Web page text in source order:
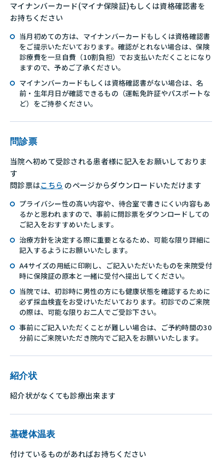
マイナンバーカード(マイナ保険証)もしくは資格確認書を
お持ちください
当月初めての方は、マイナンバーカードもしくは資格確認書
をご提示いただいております。確認がとれない場合は、保険
診療費を一旦自費（10割負担）でお支払いただくことになり
ますので、予めご了承ください。
マイナンバーカードもしくは資格確認書がない場合は、名
前・生年月日が確認できるもの（運転免許証やパスポートな
ど）をご持参ください。
問診票
当院へ初めて受診される患者様に記入をお願いしておりま
す
問診票はこちら のページからダウンロードいただけます
プライバシー性の高い内容や、待合室で書きにくい内容もあ
るかと思われますので、事前に問診票をダウンロードしての
ご記入をおすすめいたします。
治療方針を決定する際に重要となるため、可能な限り詳細に
記入するようにお願いいたします。
A4サイズの用紙に印刷し、ご記入いただいたものを来院受付
時に保険証の原本と一緒に受付へ提出してください。
当院では、初診時に男性の方にも健康状態を確認するために
必ず採血検査をお受けいただいております。初診でのご来院
の際は、可能な限りお二人でご受診下さい。
事前にご記入いただくことが難しい場合は、ご予約時間の30
分前にご来院いただき院内でご記入をお願いいたします。
紹介状
紹介状がなくても診療出来ます
基礎体温表
付けているものがあればお持ちください